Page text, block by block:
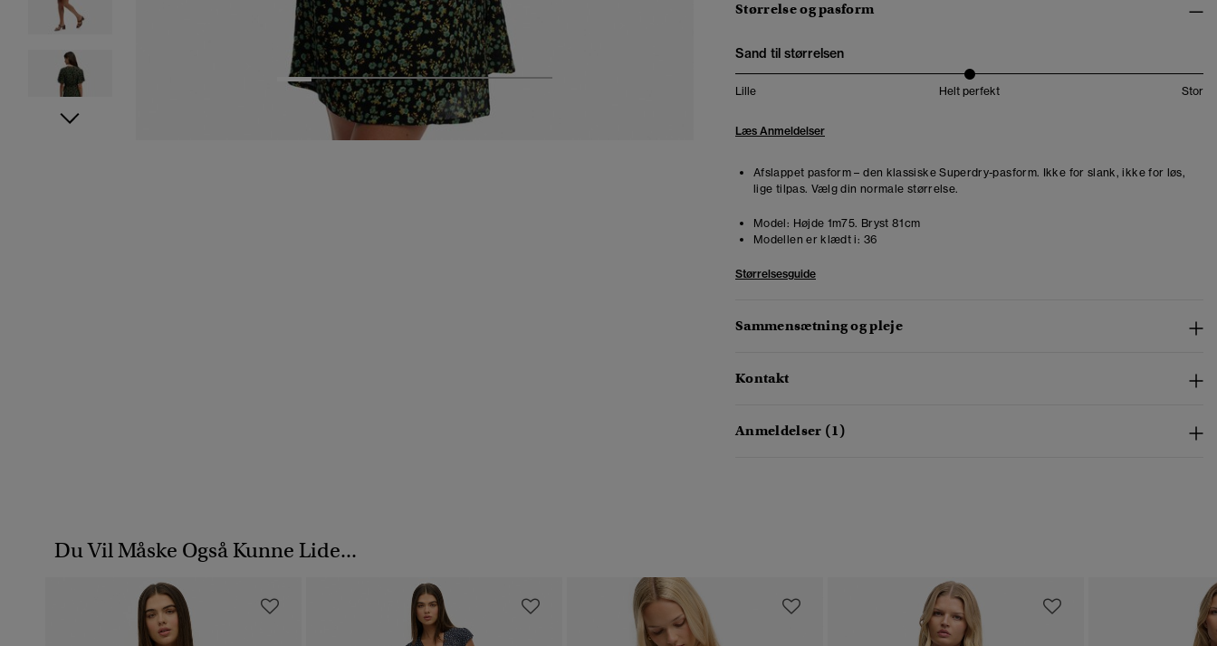
1 2 3 4 5 6
Størrelse og pasform
Sand til størrelsen
Lille Helt perfekt Stor
Læs Anmeldelser
Afslappet pasform – den klassiske Superdry-pasform. Ikke for slank, ikke for løs,
lige tilpas. Vælg din normale størrelse.
Model: Højde 1m75. Bryst 81cm
Modellen er klædt i: 36
Størrelsesguide
Sammensætning og pleje
Kontakt
Anmeldelser (1)
Du Vil Måske Også Kunne Lide...